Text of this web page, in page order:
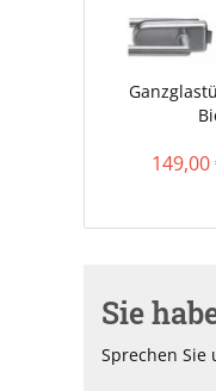
149,00
Sie
Sprechen Sie